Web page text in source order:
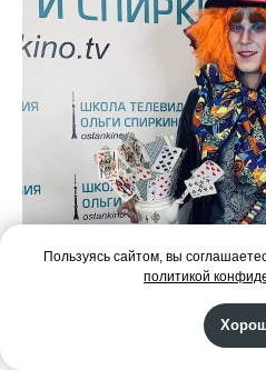
Пользуясь сайтом, вы
политикой